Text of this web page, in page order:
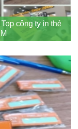
công ty in thẻ